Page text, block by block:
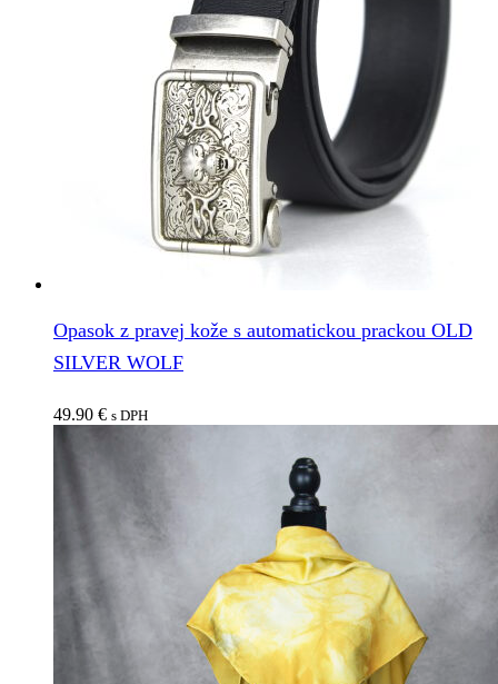
Opasok z pravej kože s automatickou prackou OLD
SILVER WOLF
49.90 € s DPH